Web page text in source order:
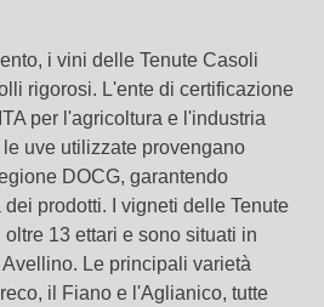
i vini delle Tenute Casoli
rigorosi. L'ente di certificazione
per l'agricoltura e l'industria
uve utilizzate provengano
DOCG, garantendo
prodotti. I vigneti delle Tenute
13 ettari e sono situati in
Le principali varietà
il Fiano e l'Aglianico, tutte